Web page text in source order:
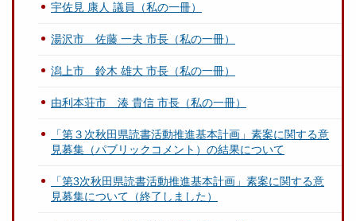
宇佐見 康人 議員（私の一冊）
湯沢市 佐藤 一夫 市長（私の一冊）
潟上市 鈴木 雄大 市長（私の一冊）
由利本荘市 湊 貴信 市長（私の一冊）
「第３次秋田県読書活動推進基本計画」素案に関する意
見募集（パブリックコメント）の結果について
「第3次秋田県読書活動推進基本計画」素案に関する意
見募集について（終了しました）